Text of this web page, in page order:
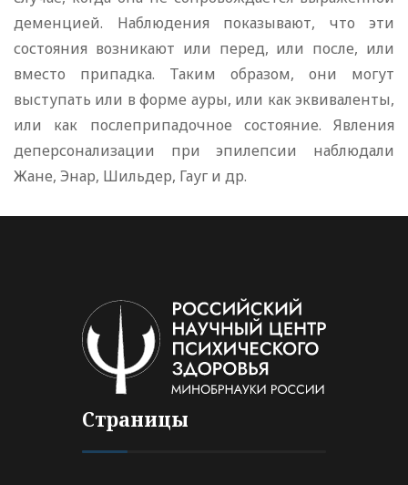
деменцией. Наблюдения показывают, что эти
состояния возникают или перед, или после, или
вместо припадка. Таким образом, они могут
выступать или в форме ауры, или как эквиваленты,
или как послеприпадочное состояние. Явления
деперсонализации при эпилепсии наблюдали
Жане, Энар, Шильдер, Гауг и др.
Страницы